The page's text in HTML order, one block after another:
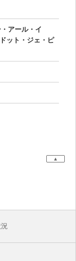
アール・イ
ット・ジェ・ピ
▲